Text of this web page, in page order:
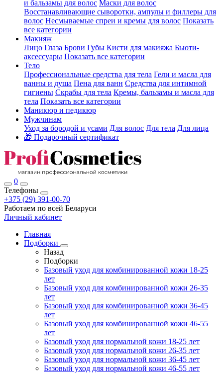
и бальзамы для волос Маски для волос
Восстанавливающие сыворотки, ампулы и филлеры для
волос Несмываемые спреи и кремы для волос Показать
все категории
Макияж
Лицо Глаза Брови Губы Кисти для макияжа Бьюти-
аксессуары Показать все категории
Тело
Профессиональные средства для тела Гели и масла для
ванны и душа Пена для ванн Средства для интимной
гигиены Скрабы для тела Кремы, бальзамы и масла для
тела Показать все категории
Маникюр и педикюр
Мужчинам
Уход за бородой и усами Для волос Для тела Для лица
🎁 Подарочный сертификат
0
Телефоны
+375 (29) 391-00-70
Работаем по всей Беларуси
Личный кабинет
Главная
Подборки
Назад
Подборки
Базовый уход для комбинированной кожи 18-25
лет
Базовый уход для комбинированной кожи 26-35
лет
Базовый уход для комбинированной кожи 36-45
лет
Базовый уход для комбинированной кожи 46-55
лет
Базовый уход для нормальной кожи 18-25 лет
Базовый уход для нормальной кожи 26-35 лет
Базовый уход для нормальной кожи 36-45 лет
Базовый уход для нормальной кожи 46-55 лет